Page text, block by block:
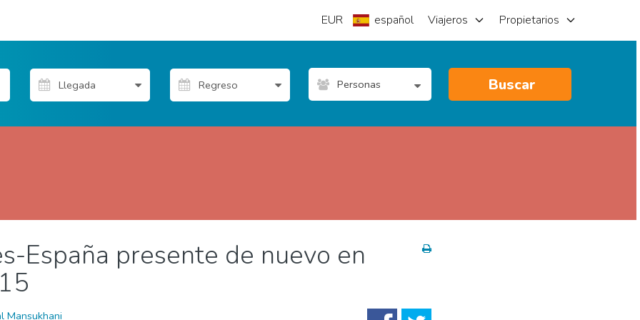
EUR español Viajeros Propietarios
Personas Buscar
Propietarios Tablón del sector
España presente de nuevo en
Mansukhani